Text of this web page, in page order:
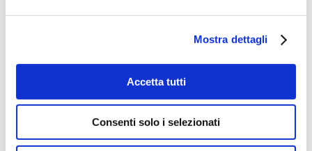
Mostra dettagli
Accetta tutti
Consenti solo i selezionati
365 e SharePoint.